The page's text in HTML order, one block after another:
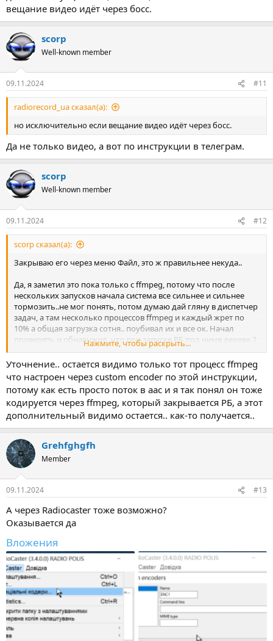
общем списки процессов и так после нескольких запусков
всегда плюс 2 минус 1 и по одному этому вот накапливается..
вещание видео идёт через босс.
scorp
Well-known member
09.11.2024 #11
radiorecord_ua сказал(а):
но исключительно если вещание видео идёт через босс.
Да не только видео, а вот по инструкции в телеграм.
scorp
Well-known member
09.11.2024 #12
scorp сказал(а):
Закрываю его через меню Файл, это ж правильнее некуда..
Да, я заметил это пока только с ffmpeg, потому что после
нескольких запусков начала система все сильнее и сильнее
тормозить..не мог понять, потом думаю дай гляну в диспетчер
задач, а там несколько процессов ffmpeg и каждый жрет по
10% а общая загрузка сотня.. поубивал их и все ок. Начал
проверять и обнаружил, что при запуске РБ под нимв дереве 2
процесса загружается ffmpeg, но после закрытия РБ один
остается уже вне ветки Radioboss - player, то есть остается один в
общем списки процессов и так после нескольких запусков
всегда плюс 2 минус 1 и по одному этому вот накапливается..
Нажмите, чтобы раскрыть...
Уточнение.. остается видимо только тот процесс ffmpeg
что настроен через custom encoder по этой инструкции,
потому как есть просто поток в aac и я так понял он тоже
кодируется через ffmpeg, который закрывается РБ, а этот
дополнительный видимо остается.. как-то получается..
Grehfghgfh
Member
09.11.2024 #13
А через Radiocaster тоже возможно?
Оказывается да
Вложения